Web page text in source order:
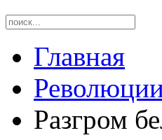
Главная
Разгром